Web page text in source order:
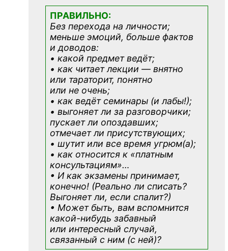
ПРАВИЛЬНО:
Без перехода на личности;
меньше эмоций, больше фактов
и доводов:
• какой предмет ведёт;
• как читает лекции — внятно
или тараторит, понятно
или не очень;
• как ведёт семинары (и лабы!);
• выгоняет ли за разговорчики;
пускает ли опоздавших;
отмечает ли присутствующих;
• шутит или все время угрюм(а);
• как относится к «платным
консультациям»…
• И как экзамены принимает,
конечно! (Реально ли списать?
Выгоняет ли, если спалит?)
• Может быть, вам вспомнится
какой-нибудь забавный
или интересный случай,
связанный с ним (с ней)?